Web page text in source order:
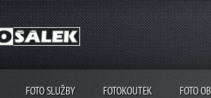
FOTO SLUŽBY FOTOKOUTEK FOTO